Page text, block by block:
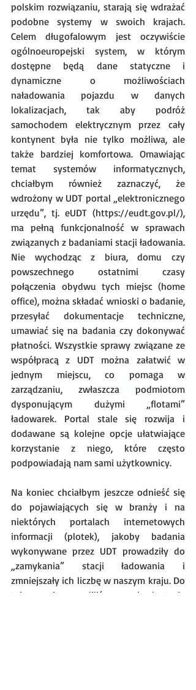
polskim rozwiązaniu, starają się wdrażać
podobne systemy w swoich krajach.
Celem długofalowym jest oczywiście
ogólnoeuropejski system, w którym
dostępne będą dane statyczne i
dynamiczne o możliwościach
naładowania pojazdu w danych
lokalizacjach, tak aby podróż
samochodem elektrycznym przez cały
kontynent była nie tylko możliwa, ale
także bardziej komfortowa. Omawiając
temat systemów informatycznych,
chciałbym również zaznaczyć, że
wdrożony w UDT portal „elektronicznego
urzędu”, tj. eUDT (https://eudt.gov.pl/),
ma pełną funkcjonalność w sprawach
związanych z badaniami stacji ładowania.
Nie wychodząc z biura, domu czy
powszechnego ostatnimi czasy
połączenia obydwu tych miejsc (home
office), można składać wnioski o badanie,
przesyłać dokumentacje techniczne,
umawiać się na badania czy dokonywać
płatności. Wszystkie sprawy związane ze
współpracą z UDT można załatwić w
jednym miejscu, co pomaga w
zarządzaniu, zwłaszcza podmiotom
dysponującym dużymi „flotami”
ładowarek. Portal stale się rozwija i
dodawane są kolejne opcje ułatwiające
korzystanie z niego, które często
podpowiadają nam sami użytkownicy.
Na koniec chciałbym jeszcze odnieść się
do pojawiających się w branży i na
niektórych portalach internetowych
informacji (plotek), jakoby badania
wykonywane przez UDT prowadziły do
„zamykania” stacji ładowania i
zmniejszały ich liczbę w naszym kraju. Do
tej pory nie zezwoliliśmy na eksploatację